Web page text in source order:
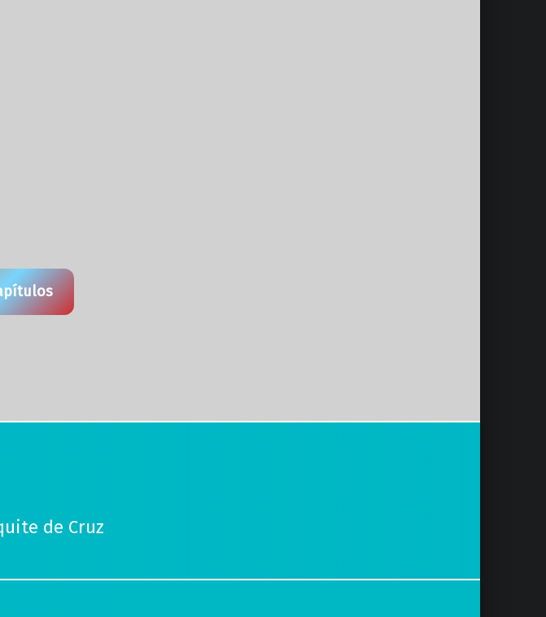
de Cruz